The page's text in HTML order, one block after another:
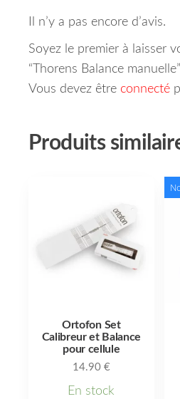
Il n’y a pas encore d’avis.
Soyez le premier à laisser
“Thorens Balance manuelle”
Vous devez être connecté
Produits
Ortofon Set
Calibreur et Balance
pour cellule
14.90 €
En stock